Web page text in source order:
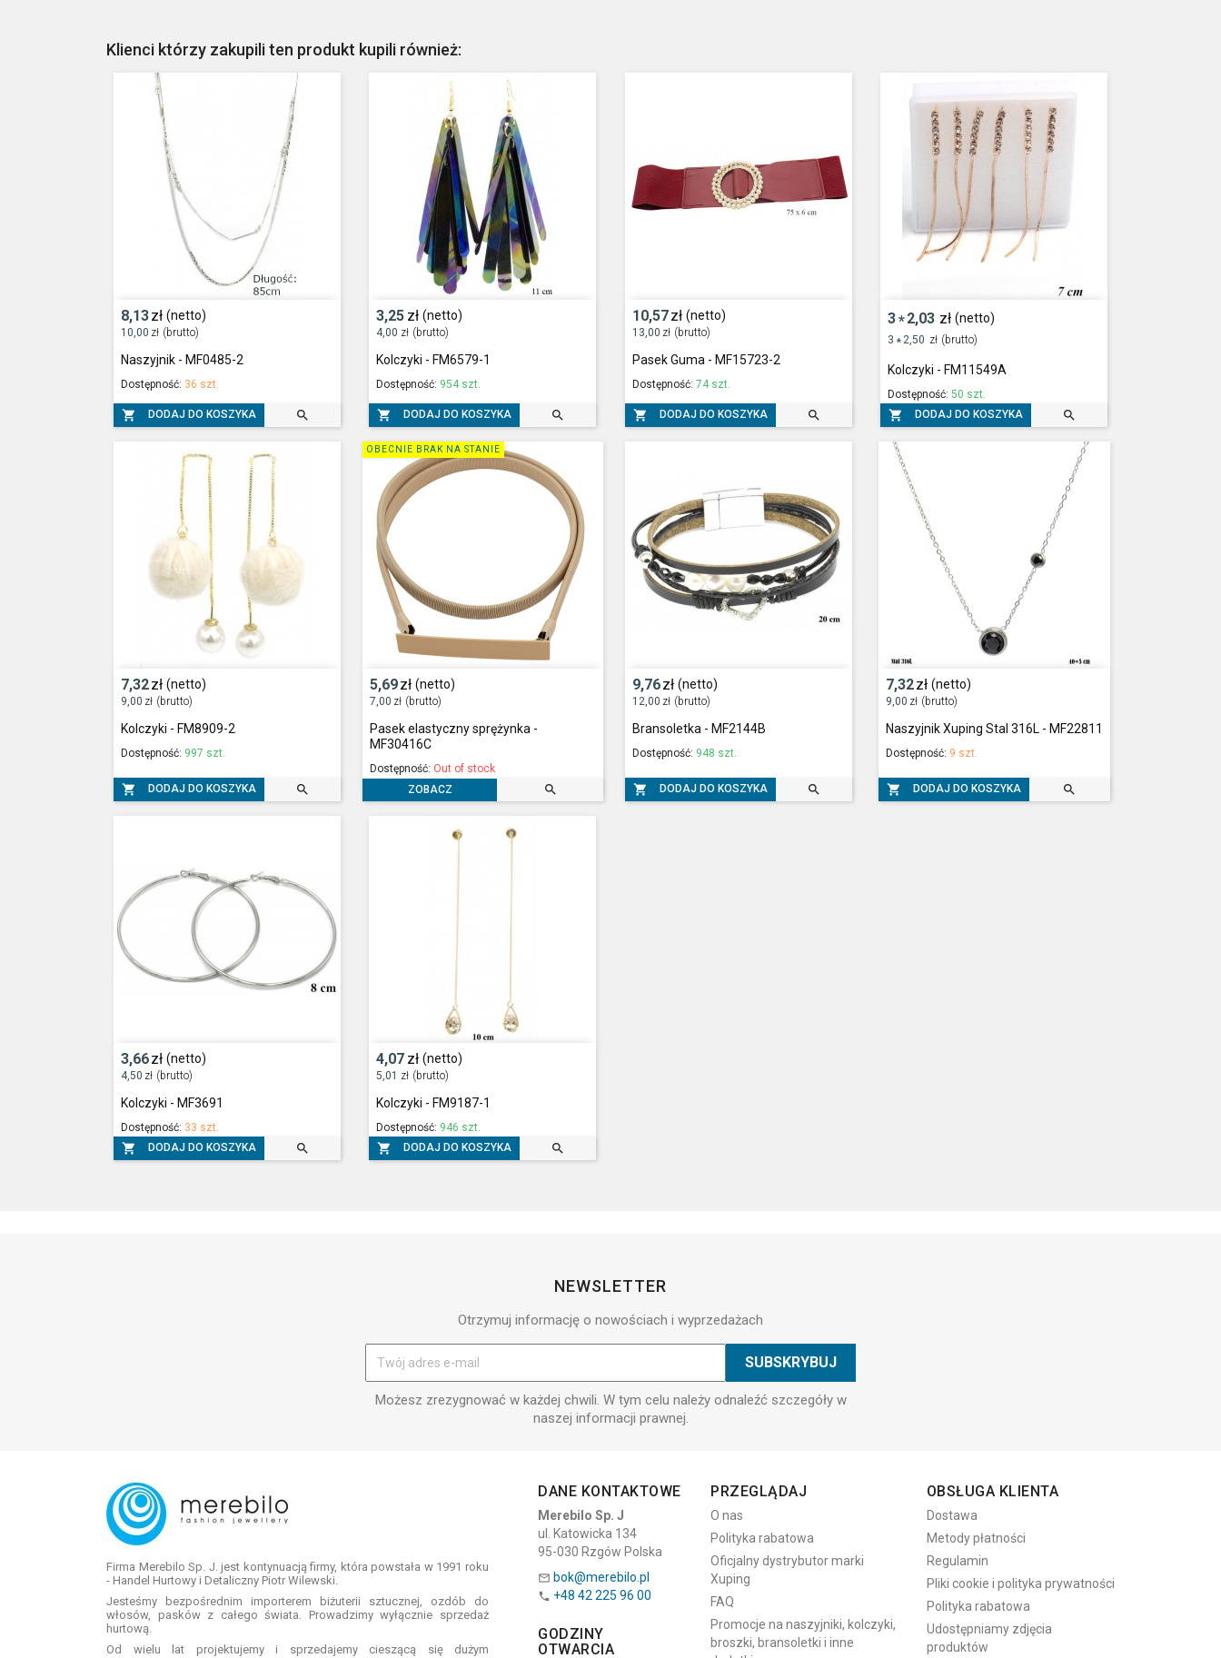
Klienci którzy zakupili ten produkt kupili również:
8,13zł (netto)
10,00 zł (brutto)
Naszyjnik - MF0485-2
Dostępność: 36 szt.
 DODAJ DO KOSZYKA 
3,25 zł (netto)
4,00 zł (brutto)
Kolczyki - FM6579-1
Dostępność: 954 szt.
 DODAJ DO KOSZYKA 
10,57zł (netto)
13,00 zł (brutto)
Pasek Guma - MF15723-2
Dostępność: 74 szt.
 DODAJ DO KOSZYKA 
3*2,03 zł (netto)
3 * 2,50 zł (brutto)
Kolczyki - FM11549A
Dostępność:50 szt.
 DODAJ DO KOSZYKA 
7,32zł (netto)
9,00 zł (brutto)
Kolczyki - FM8909-2
Dostępność: 997 szt.
 DODAJ DO KOSZYKA 
5,69zł (netto)
7,00 zł (brutto)
Pasek elastyczny sprężynka -
MF30416C
Dostępność: Out of stock
ZOBACZ

OBECNIE BRAK NA STANIE
9,76zł (netto)
12,00 zł (brutto)
Bransoletka - MF2144B
Dostępność: 948 szt.
 DODAJ DO KOSZYKA 
7,32zł (netto)
9,00 zł (brutto)
Naszyjnik Xuping Stal 316L - MF22811
Dostępność: 9 szt.
 DODAJ DO KOSZYKA 
3,66zł (netto)
4,50 zł (brutto)
Kolczyki - MF3691
Dostępność: 33 szt.
 DODAJ DO KOSZYKA 
4,07 zł (netto)
5,01 zł (brutto)
Kolczyki - FM9187-1
Dostępność: 946 szt.
 DODAJ DO KOSZYKA 
NEWSLETTER
Otrzymuj informację o nowościach i wyprzedażach
Możesz zrezygnować w każdej chwili. W tym celu należy odnaleźć szczegóły w
naszej informacji prawnej.
Firma Merebilo Sp. J. jest kontynuacją firmy, która powstała w 1991 roku
- Handel Hurtowy i Detaliczny Piotr Wilewski.
Jesteśmy bezpośrednim importerem biżuterii sztucznej, ozdób do
włosów, pasków z całego świata. Prowadzimy wyłącznie sprzedaż
hurtową.
Od wielu lat projektujemy i sprzedajemy cieszącą się dużym
DANE KONTAKTOWE
Merebilo Sp. J
ul. Katowicka 134
95-030 Rzgów Polska
 bok@merebilo.pl
 +48 42 225 96 00
GODZINY
OTWARCIA
PRZEGLĄDAJ
O nas
Polityka rabatowa
Oficjalny dystrybutor marki
Xuping
FAQ
Promocje na naszyjniki, kolczyki,
broszki, bransoletki i inne
OBSŁUGA KLIENTA
Dostawa
Metody płatności
Regulamin
Pliki cookie i polityka prywatności
Polityka rabatowa
Udostępniamy zdjęcia
produktów